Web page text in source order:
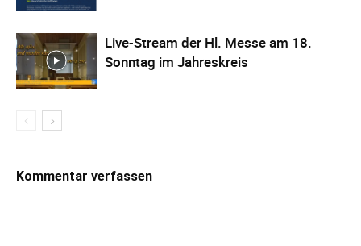
Live-Stream der Hl. Messe am 18.
Sonntag im Jahreskreis
Kommentar verfassen